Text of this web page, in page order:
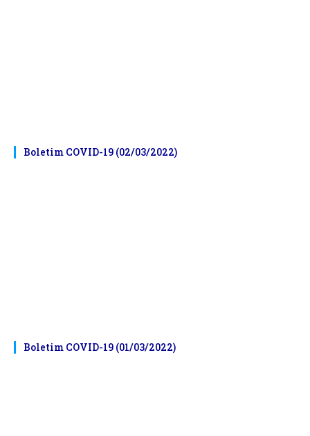
Boletim COVID-19 (02/03/2022)
Boletim COVID-19 (01/03/2022)